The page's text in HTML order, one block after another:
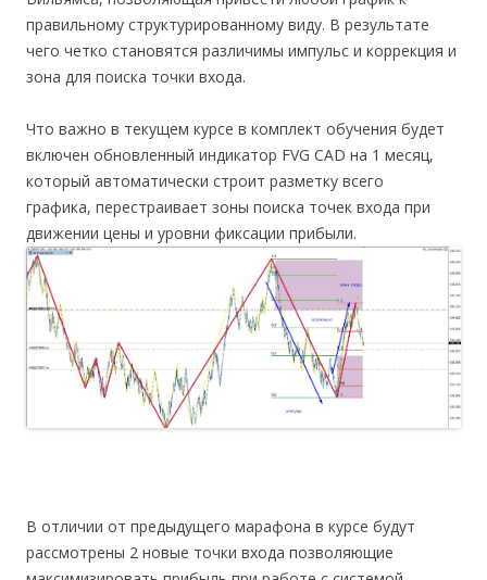
правильному структурированному виду. В результате
чего четко становятся различимы импульс и коррекция и
зона для поиска точки входа.
Что важно в текущем курсе в комплект обучения будет
включен обновленный индикатор FVG CAD на 1 месяц,
который автоматически строит разметку всего
графика, перестраивает зоны поиска точек входа при
движении цены и уровни фиксации прибыли.
В отличии от предыдущего марафона в курсе будут
рассмотрены 2 новые точки входа позволяющие